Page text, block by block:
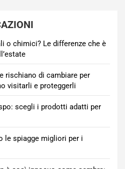
o chimici? Le differenze che è
rischiano di cambiare per
visitarli e proteggerli
scegli i prodotti adatti per
le spiagge migliori per i